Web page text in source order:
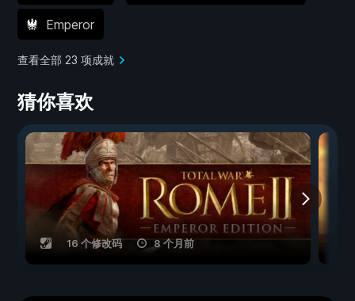
Emperor
查看全部 23 项成就
猜你喜欢
16 个修改码 8 个月前